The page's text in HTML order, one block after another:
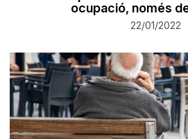
ocupació, només
22/01/2022